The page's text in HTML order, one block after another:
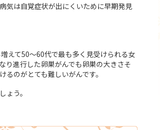
気は自覚症状が出にくいために早期発見
えて50～60代で最も多く見受けられる女
り進行した卵巣がんでも卵巣の大きさそ
のがとても難しいがんです。
ょう。